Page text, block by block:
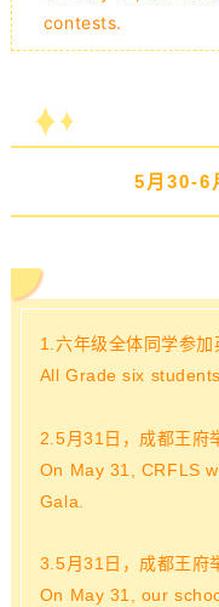
contests.
5月30-6
1.六年级全体同学参加
All Grade six
2.5月31日，成都王府
On May 31, CRFLS
Gala.
3.5月31日，成都王府
On May 31, our